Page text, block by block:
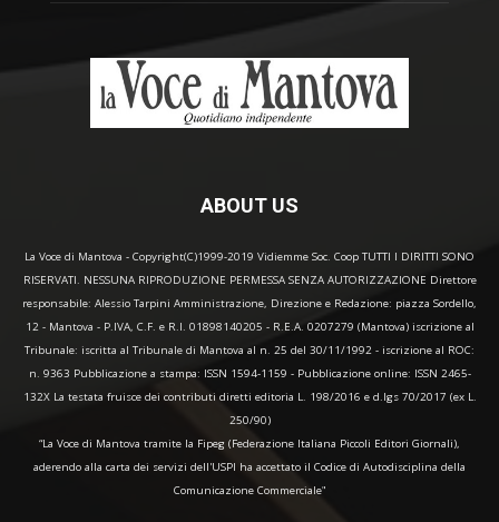
ABOUT US
La Voce di Mantova - Copyright(C)1999-2019 Vidiemme Soc. Coop TUTTI I DIRITTI SONO
RISERVATI. NESSUNA RIPRODUZIONE PERMESSA SENZA AUTORIZZAZIONE Direttore
responsabile: Alessio Tarpini Amministrazione, Direzione e Redazione: piazza Sordello,
12 - Mantova - P.IVA, C.F. e R.I. 01898140205 - R.E.A. 0207279 (Mantova) iscrizione al
Tribunale: iscritta al Tribunale di Mantova al n. 25 del 30/11/1992 - iscrizione al ROC:
n. 9363 Pubblicazione a stampa: ISSN 1594-1159 - Pubblicazione online: ISSN 2465-
132X La testata fruisce dei contributi diretti editoria L. 198/2016 e d.lgs 70/2017 (ex L.
250/90)
“La Voce di Mantova tramite la Fipeg (Federazione Italiana Piccoli Editori Giornali),
aderendo alla carta dei servizi dell'USPI ha accettato il Codice di Autodisciplina della
Comunicazione Commerciale"